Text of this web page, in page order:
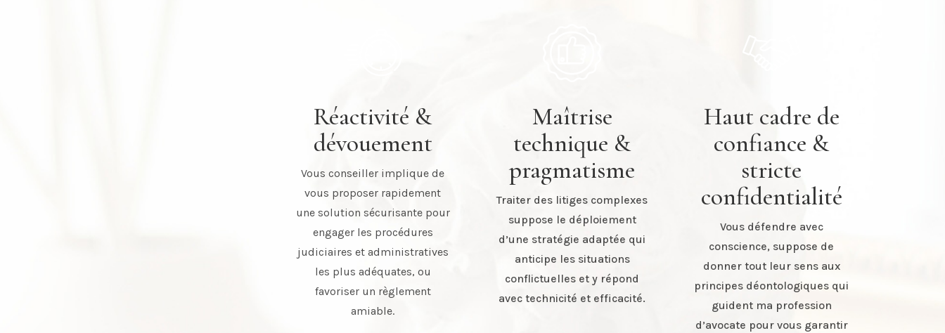
Réactivité &
dévouement
Vous conseiller implique de
vous proposer rapidement
une solution sécurisante pour
engager les procédures
judiciaires et administratives
les plus adéquates, ou
favoriser un règlement
amiable.
Maîtrise
technique &
pragmatisme
Traiter des litiges complexes
suppose le déploiement
d’une stratégie adaptée qui
anticipe les situations
conflictuelles et y répond
avec technicité et efficacité.
Haut cadre de
confiance &
stricte
confidentialité
Vous défendre avec
conscience, suppose de
donner tout leur sens aux
principes déontologiques qui
guident ma profession
d’avocate pour vous garantir